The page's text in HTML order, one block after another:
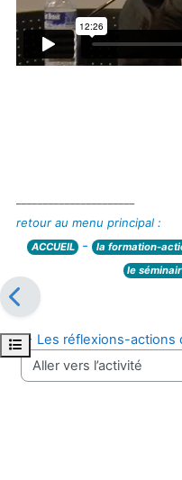
Ouvrir l’index du cours
retour au menu principal :
ACCUEIL - la formation-
le
← Les réflexions-actions
Aller vers l’activité